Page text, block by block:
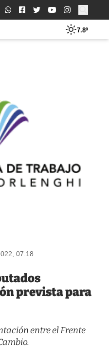
Buscar:
7.8º
07:18
prevista para
entre el Frente